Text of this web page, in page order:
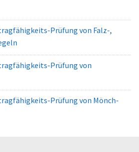
Prüfung von Falz-,
Prüfung von
Prüfung von Mönch-